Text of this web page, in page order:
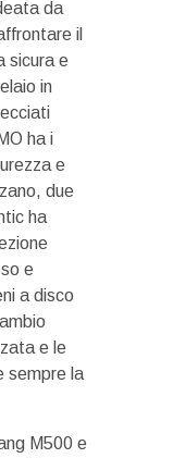
da
il
sicura e
in
ha i
e
due
ha
e
a disco
e le
sempre la
M500 e